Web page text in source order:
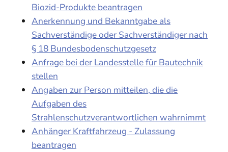
Biozid-Produkte beantragen
Anerkennung und Bekanntgabe als
Sachverständige oder Sachverständiger nach
§ 18 Bundesbodenschutzgesetz
Anfrage bei der Landesstelle für Bautechnik
stellen
Angaben zur Person mitteilen, die die
Aufgaben des
Strahlenschutzverantwortlichen wahrnimmt
Anhänger Kraftfahrzeug - Zulassung
beantragen